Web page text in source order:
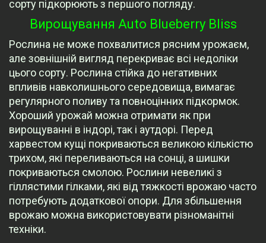
сорту підкорюють з першого погляду.
Вирощування Auto Blueberry Bliss
Рослина не може похвалитися рясним урожаєм,
але зовнішній вигляд перекриває всі недоліки
цього сорту. Рослина стійка до негативних
впливів навколишнього середовища, вимагає
регулярного поливу та повноцінних підкормок.
Хороший урожай можна отримати як при
вирощуванні в індорі, так і аутдорі. Перед
харвестом кущі покриваються великою кількістю
трихом, які переливаються на сонці, а шишки
покриваються смолою. Рослини невеликі з
гіллястими гілками, які від тяжкості врожаю часто
потребують додаткової опори. Для збільшення
врожаю можна використовувати різноманітні
техніки.